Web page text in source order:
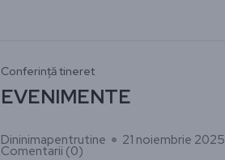
Conferință tineret
EVENIMENTE
Dininimapentrutine 21 noiembrie 2025
Comentarii (0)